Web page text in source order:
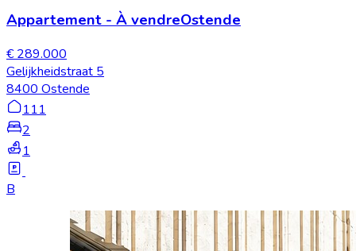
Appartement - À vendreOstende
€ 289.000
Gelijkheidstraat 5
8400 Ostende
111
2
1
B